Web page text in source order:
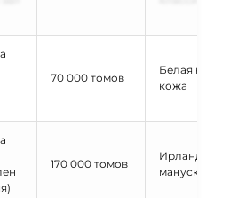
70 000 томов
Белая
кожа
170 000 томов
Ирландские
манускрипты